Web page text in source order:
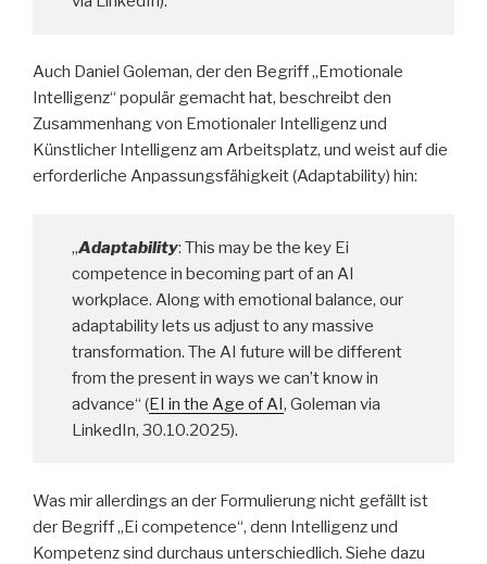
Auch Daniel Goleman, der den Begriff „Emotionale
Intelligenz“ populär gemacht hat, beschreibt den
Zusammenhang von Emotionaler Intelligenz und
Künstlicher Intelligenz am Arbeitsplatz, und weist auf die
erforderliche Anpassungsfähigkeit (Adaptability) hin:
„Adaptability: This may be the key Ei
competence in becoming part of an AI
workplace. Along with emotional balance, our
adaptability lets us adjust to any massive
transformation. The AI future will be different
from the present in ways we can’t know in
advance“ (EI in the Age of AI, Goleman via
LinkedIn, 30.10.2025).
Was mir allerdings an der Formulierung nicht gefällt ist
der Begriff „Ei competence“, denn Intelligenz und
Kompetenz sind durchaus unterschiedlich. Siehe dazu